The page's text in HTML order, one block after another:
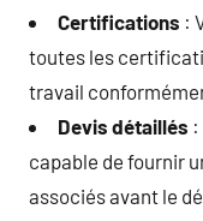
Certifications :
toutes les
travail
Devis détaillés
capable de fournir
associés avant le